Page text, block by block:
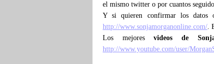
el mismo twitter o por cuantos
Y si quieren confirmar los datos
http://www.sonjamorganonline.com/.
Los mejoresvideos de
http://www.youtube.com/user/